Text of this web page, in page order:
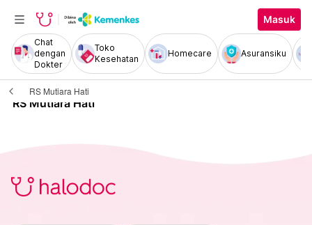
Masuk
Chat
dengan
Dokter
Toko
Kesehatan
Homecare Asuransiku
RS Mutiara Hati
RS Mutiara Hati